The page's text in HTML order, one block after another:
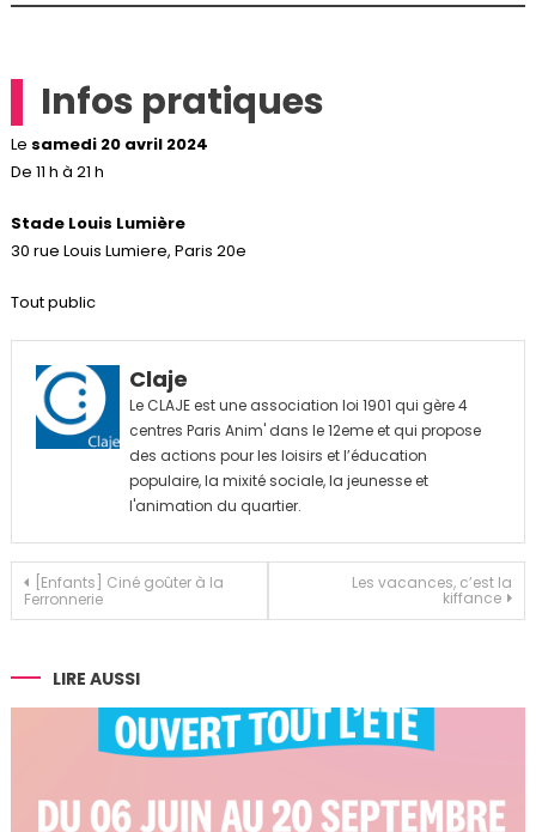
Infos pratiques
Le samedi 20 avril 2024
De 11 h à 21 h
Stade Louis Lumière
30 rue Louis Lumiere, Paris 20e
Tout public
Claje
Le CLAJE est une association loi 1901 qui gère 4
centres Paris Anim' dans le 12eme et qui propose
des actions pour les loisirs et l’éducation
populaire, la mixité sociale, la jeunesse et
l'animation du quartier.
Navigation
de
l’article
[Enfants] Ciné goûter à la
Ferronnerie
Les vacances, c’est la
kiffance
LIRE AUSSI